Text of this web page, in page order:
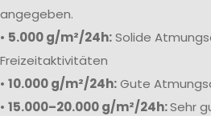
angegeben.
• 5.000 g/m²/24h:Solide
Freizeitaktivitäten
• 10.000 g/m²/24h:Gute
• 15.000–20.000 g/m²/24h:Sehr